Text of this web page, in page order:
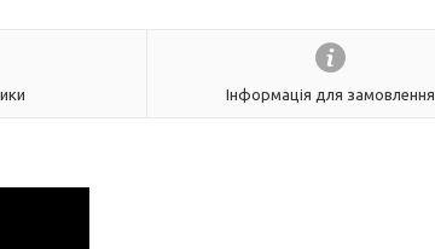
Інформація для замовлення